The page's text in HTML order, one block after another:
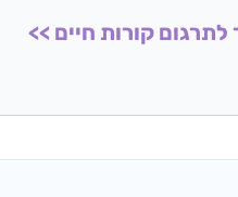
קורות חיים >>